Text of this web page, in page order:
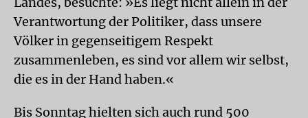
Verantwortung der Politiker, dass unsere
Völker in gegenseitigem Respekt
zusammenleben, es sind vor allem wir selbst,
die es in der Hand haben.«
Bis Sonntag hielten sich auch rund 500